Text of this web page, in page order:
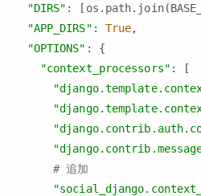
"DIRS" :
"APP_DIRS" : True,
"OPTIONS" : {
"context_processors" : [
# 追加